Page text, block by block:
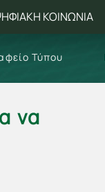
ΚΟΙΝΩΝΙΑ
Τύπου
να